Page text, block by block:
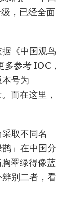
，已经全面
《中国观鸟
参考 IOC，
号为
而在这里，
取不同名
」在中国分
胸翠绿得像蓝
别二者，看